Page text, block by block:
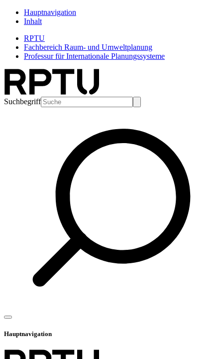
Hauptnavigation
Inhalt
RPTU
Fachbereich Raum- und Umweltplanung
Professur für Internationale Planungssysteme
Suchbegriff
Hauptnavigation